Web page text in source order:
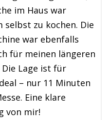
im Haus war
selbst zu kochen. Die
war ebenfalls
für meinen längeren
Lage ist für
– nur 11 Minuten
Eine klare
von mir!